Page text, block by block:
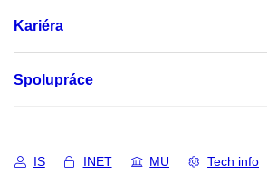
Kariéra
Spolupráce
IS INET MU Tech info